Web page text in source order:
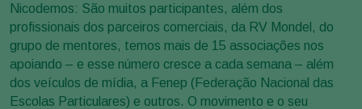
Nicodemos: São muitos participantes, além dos
profissionais dos parceiros comerciais, da RV Mondel, do
grupo de mentores, temos mais de 15 associações nos
apoiando – e esse número cresce a cada semana – além
dos veículos de mídia, a Fenep (Federação Nacional das
Escolas Particulares) e outros. O movimento e o seu